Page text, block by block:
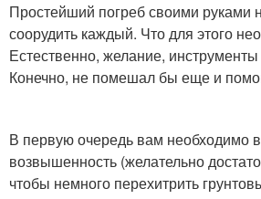
Простейший погреб своими руками
соорудить каждый. Что для этого
Естественно, желание,
Конечно, не помешал бы еще и
В первую очередь вам необходимо
возвышенность (желательно
чтобы немного перехитрить